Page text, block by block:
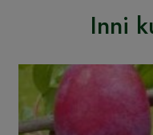
Inni